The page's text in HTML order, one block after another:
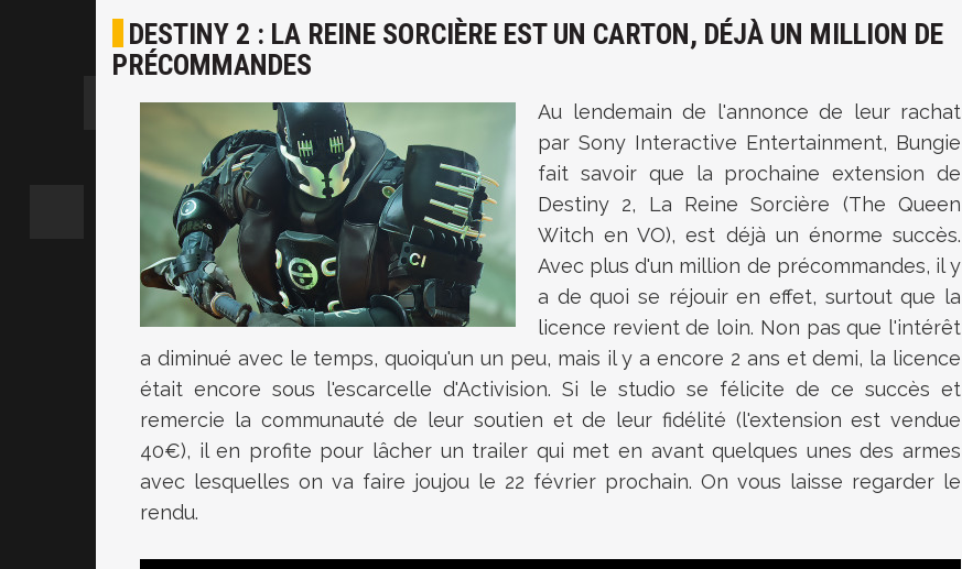
DESTINY 2 : LA REINE SORCIÈRE EST UN CARTON, DÉJÀ UN MILLION DE
PRÉCOMMANDES
Au lendemain de l'annonce de leur rachat
par Sony Interactive Entertainment, Bungie
fait savoir que la prochaine extension de
Destiny 2, La Reine Sorcière (The Queen
Witch en VO), est déjà un énorme succès.
Avec plus d'un million de précommandes, il y
a de quoi se réjouir en effet, surtout que la
licence revient de loin. Non pas que l'intérêt
a diminué avec le temps, quoiqu'un un peu, mais il y a encore 2 ans et demi, la licence
était encore sous l'escarcelle d'Activision. Si le studio se félicite de ce succès et
remercie la communauté de leur soutien et de leur fidélité (l'extension est vendue
40€), il en profite pour lâcher un trailer qui met en avant quelques unes des armes
avec lesquelles on va faire joujou le 22 février prochain. On vous laisse regarder le
rendu.